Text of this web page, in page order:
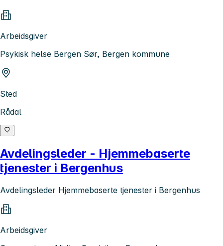
Arbeidsgiver
Psykisk helse Bergen Sør, Bergen kommune
Sted
Rådal
Avdelingsleder - Hjemmebaserte
tjenester i Bergenhus
Avdelingsleder Hjemmebaserte tjenester i Bergenhus
Arbeidsgiver